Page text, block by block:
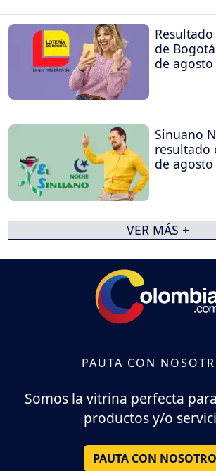
de
de
Sinuano
resultado
de
VER MÁS +
PAUTA CON
Somos la vitrina perfecta
productos y/o
PAUTA CON